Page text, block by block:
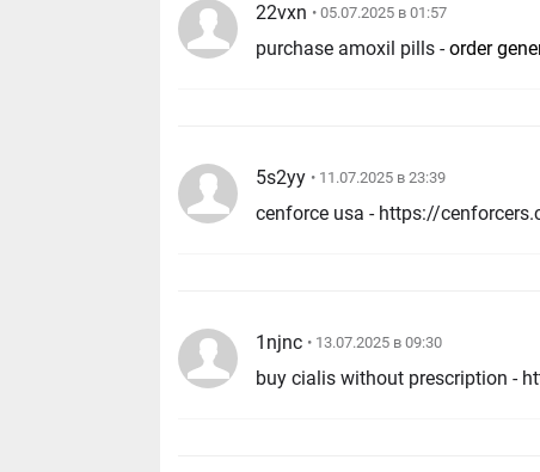
22vxn • 05.07.2025 в 01:57
purchase amoxil pills -order
5s2yy • 11.07.2025 в 23:39
1njnc • 13.07.2025 в 09:30